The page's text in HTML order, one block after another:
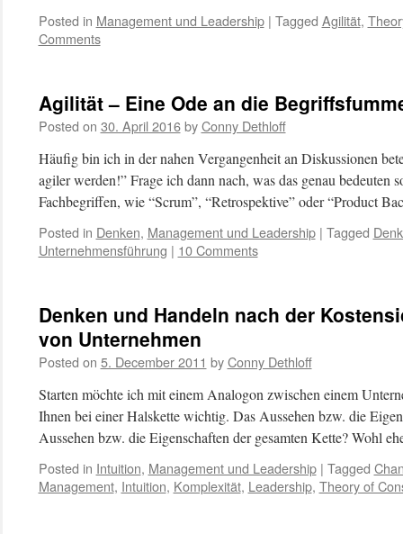
Posted in Management und Leadership | Tagged Agilität,
Comments
Agilität – Eine Ode an die
Posted on 30. April 2016 by Conny Dethloff
Häufig bin ich in der nahen Vergangenheit an Diskussionen
agiler werden!” Frage ich dann nach, was das genau bedeuten
Fachbegriffen, wie “Scrum”, “Retrospektive” oder “Product
Posted in Denken, Management und Leadership | Tagged
Unternehmensführung | 10 Comments
Denken und Handeln nach der
von Unternehmen
Posted on 5. December 2011 by Conny Dethloff
Starten möchte ich mit einem Analogon zwischen einem
Ihnen bei einer Halskette wichtig. Das Aussehen bzw. die
Aussehen bzw. die Eigenschaften der gesamten Kette? Wohl
Posted in Intuition, Management und Leadership | Tagged
Management, Intuition, Komplexität, Leadership, Theory of